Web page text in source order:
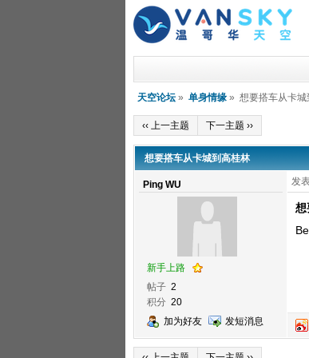
天空论坛 » 单身情缘 » 想要搭车从卡城
‹‹ 上一主题 下一主题 ››
想要搭车从卡城到高桂林
Ping WU
新手上路
帖子 2
积分 20
加为好友
发短消息
发
想